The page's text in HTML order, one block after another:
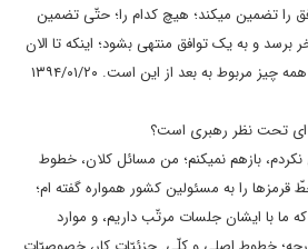
را تضمین میکند؛ هیچ کدام را؛ حتّی تضمین
برسد و به یک توافق منتهی بشود؛ اینکه تا الان
مربوط به بعد از این است. ۱۳۹۴/۰۱/۲۰
نکردم، بازهم نمیکنم؛ من مسائل کلان، خطوط
را به مسئولین کشور همواره گفته ام؛
ما با ایشان جلسات مرتّب داریم، و موارد